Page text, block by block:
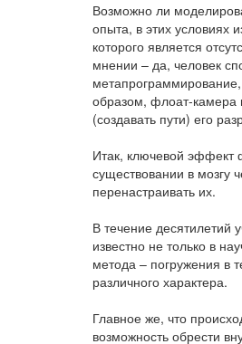
Возможно ли
опыта, в этих условиях
которого является
мнении – да, человек
образом, флоат-камера
(создавать пути) его
Итак, ключевой эффект
существовании в мозгу
перенастраивать их.
В течение десятилетий
известно не только в
метода – погружения в
различного характера.
Главное же, что
возможность обрести